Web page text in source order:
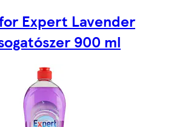
Expert Lavender
900 ml